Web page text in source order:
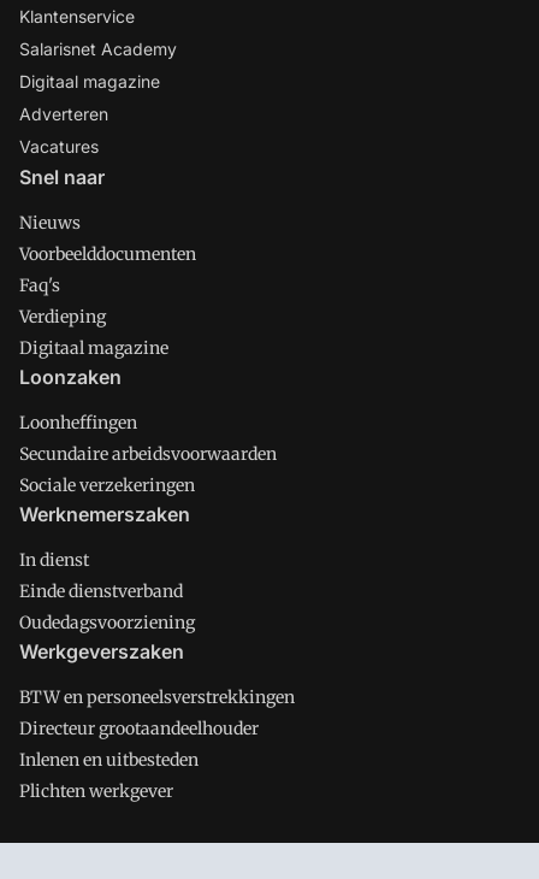
Klantenservice
Salarisnet Academy
Digitaal magazine
Adverteren
Vacatures
Snel naar
Nieuws
Voorbeelddocumenten
Faq's
Verdieping
Digitaal magazine
Loonzaken
Loonheffingen
Secundaire arbeidsvoorwaarden
Sociale verzekeringen
Werknemerszaken
In dienst
Einde dienstverband
Oudedagsvoorziening
Werkgeverszaken
BTW en personeelsverstrekkingen
Directeur grootaandeelhouder
Inlenen en uitbesteden
Plichten werkgever